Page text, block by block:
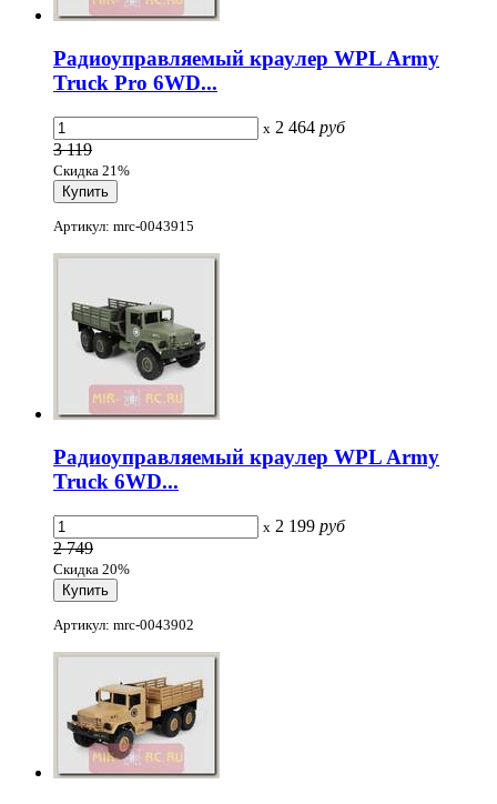
Радиоуправляемый краулер WPL Army
Truck Pro 6WD...
x 2 464 руб
3 119
Скидка 21%
Артикул: mrc-0043915
Радиоуправляемый краулер WPL Army
Truck 6WD...
x 2 199 руб
2 749
Скидка 20%
Артикул: mrc-0043902